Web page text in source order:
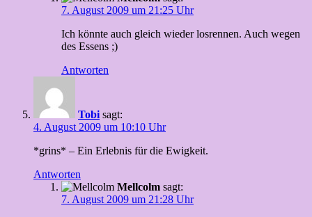
7. August 2009 um 21:25 Uhr
Ich könnte auch gleich wieder losrennen. Auch wegen
des Essens ;)
Antworten
Tobi sagt:
4. August 2009 um 10:10 Uhr
*grins* – Ein Erlebnis für die Ewigkeit.
Antworten
Mellcolm sagt:
7. August 2009 um 21:28 Uhr